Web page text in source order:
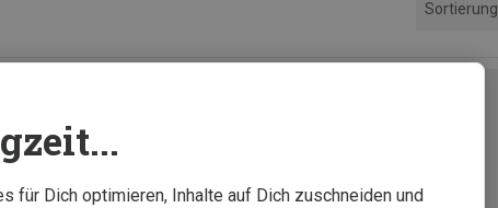
Sortierung
für Dich optimieren, Inhalte auf Dich zuschneiden und